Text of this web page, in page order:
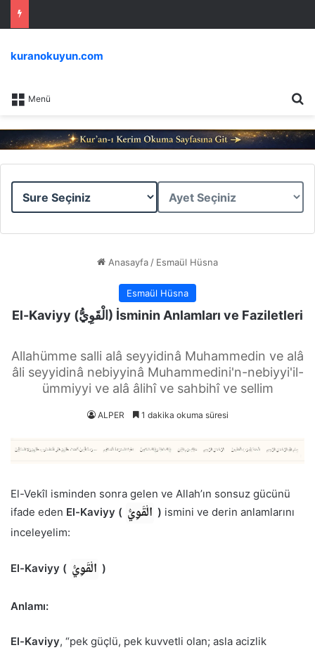
Menü
kuranokuyun.com
Sure
Ayet
Anasayfa / Esmaül Hüsna
Esmaül Hüsna
El-Kaviyy (الْقَوِيُّ) İsminin Anlamları ve Faziletleri
Allahümme salli alâ seyyidinâ Muhammedin ve alâ
âli seyyidinâ nebiyyinâ Muhammedini'n-nebiyyi'il-
ümmiyyi ve alâ âlihî ve sahbihî ve sellim
ALPER 1 dakika okuma süresi
El-Vekîl isminden sonra gelen ve Allah’ın sonsuz gücünü
ifade eden El-Kaviyy ( الْقَوِيُّ ) ismini ve derin anlamlarını
inceleyelim:
El-Kaviyy ( الْقَوِيُّ )
Anlamı:
El-Kaviyy, “pek güçlü, pek kuvvetli olan; asla acizlik